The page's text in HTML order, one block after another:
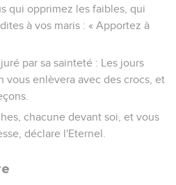
qui opprimez les faibles, qui
à vos maris : « Apportez à
par sa sainteté : Les jours
vous enlèvera avec des crocs, et
chacune devant soi, et vous
déclare l'Eternel.